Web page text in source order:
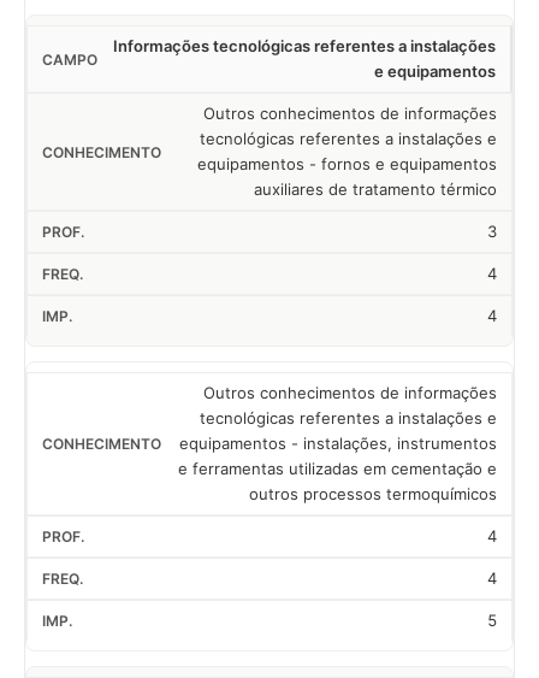
Informações tecnológicas referentes a instalações
e equipamentos
Outros conhecimentos de informações
tecnológicas referentes a instalações e
equipamentos - fornos e equipamentos
auxiliares de tratamento térmico
3
4
4
Outros conhecimentos de informações
tecnológicas referentes a instalações e
equipamentos - instalações, instrumentos
e ferramentas utilizadas em cementação e
outros processos termoquímicos
4
4
5